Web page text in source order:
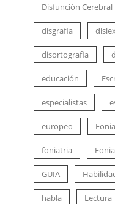
Disfunción
disgrafia
disortografia
educación
especialistas
europeo
foniatria
GUIA
habla Lectura